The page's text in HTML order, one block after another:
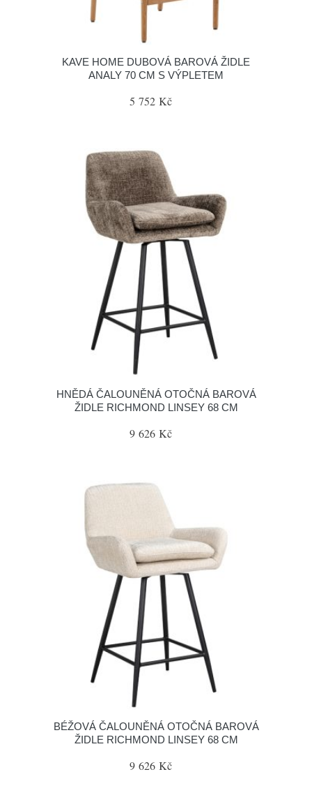
KAVE HOME DUBOVÁ BAROVÁ ŽIDLE
ANALY 70 CM S VÝPLETEM
5 752 Kč
HNĚDÁ ČALOUNĚNÁ OTOČNÁ BAROVÁ
ŽIDLE RICHMOND LINSEY 68 CM
9 626 Kč
BÉŽOVÁ ČALOUNĚNÁ OTOČNÁ BAROVÁ
ŽIDLE RICHMOND LINSEY 68 CM
9 626 Kč